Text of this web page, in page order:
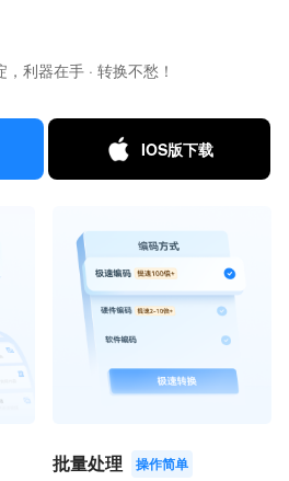
利器在手 · 转换不愁！
IOS版下载
批量处理 操作简单